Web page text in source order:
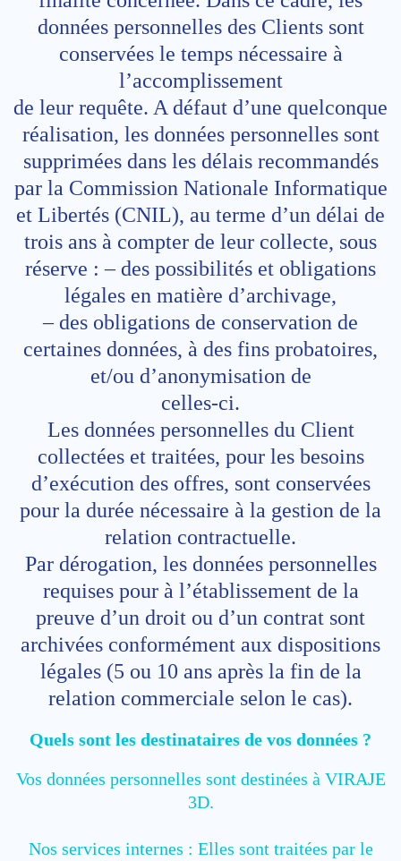
données personnelles des Clients sont
conservées le temps nécessaire à
l’accomplissement
de leur requête. A défaut d’une quelconque
réalisation, les données personnelles sont
supprimées dans les délais recommandés
par la Commission Nationale Informatique
et Libertés (CNIL), au terme d’un délai de
trois ans à compter de leur collecte, sous
réserve : – des possibilités et obligations
légales en matière d’archivage,
– des obligations de conservation de
certaines données, à des fins probatoires,
et/ou d’anonymisation de
celles-ci.
Les données personnelles du Client
collectées et traitées, pour les besoins
d’exécution des offres, sont conservées
pour la durée nécessaire à la gestion de la
relation contractuelle.
Par dérogation, les données personnelles
requises pour à l’établissement de la
preuve d’un droit ou d’un contrat sont
archivées conformément aux dispositions
légales (5 ou 10 ans après la fin de la
relation commerciale selon le cas).
Quels sont les destinataires de vos données ?
Vos données personnelles sont destinées à VIRAJE
3D.
Nos services internes : Elles sont traitées par le